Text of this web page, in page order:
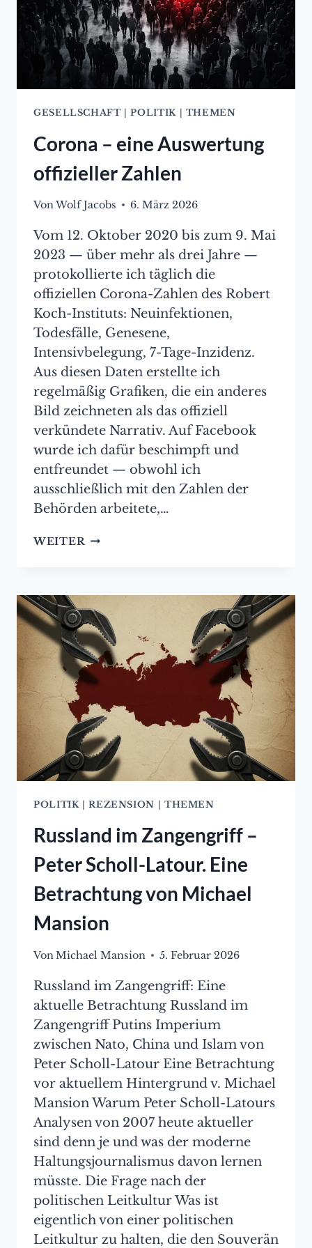
STAATSAUFTRAG
UNERWÜNSCHTE
MEINUNGEN
BEKÄMPFEN
(NORBERT
HÄRING)
GESELLSCHAFT|POLITIK THEMEN
Corona – eine Auswertung
offizieller Zahlen
VonWolf Jacobs 6. März 2026
Vom 12. Oktober 2020 bis zum 9. Mai
2023 — über mehr als drei Jahre —
protokollierte ich täglich die
offiziellen Corona-Zahlen des Robert
Koch-Instituts: Neuinfektionen,
Todesfälle, Genesene,
Intensivbelegung, 7-Tage-Inzidenz.
Aus diesen Daten erstellte ich
regelmäßig Grafiken, die ein anderes
Bild zeichneten als das offiziell
verkündete Narrativ. Auf Facebook
wurde ich dafür beschimpft und
entfreundet — obwohl ich
ausschließlich mit den Zahlen der
Behörden arbeitete,…
WEITER CORONA
OFFIZIELLER
ZAHLEN
POLITIK |REZENSION | THEMEN
Russland im Zangengriff –
Peter Scholl-Latour. Eine
Betrachtung von Michael
Mansion
VonMichael Mansion 5. Februar 2026
Russland im Zangengriff: Eine
aktuelle Betrachtung Russland im
Zangengriff Putins Imperium
zwischen Nato, China und Islam von
Peter Scholl-Latour Eine Betrachtung
vor aktuellem Hintergrund v. Michael
Mansion Warum Peter Scholl-Latours
Analysen von 2007 heute aktueller
sind denn je und was der moderne
Haltungsjournalismus davon lernen
müsste. Die Frage nach der
politischen Leitkultur Was ist
eigentlich von einer politischen
Leitkultur zu halten, die den Souverän